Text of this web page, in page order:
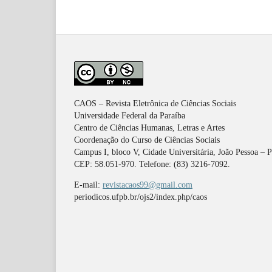
CAOS – Revista Eletrônica de Ciências Sociais
Universidade Federal da Paraíba
Centro de Ciências Humanas, Letras e Artes
Coordenação do Curso de Ciências Sociais
Campus I, bloco V, Cidade Universitária, João Pessoa –
CEP: 58.051-970. Telefone: (83) 3216-7092.
E-mail: revistacaos99@gmail.com
periodicos.ufpb.br/ojs2/index.php/caos